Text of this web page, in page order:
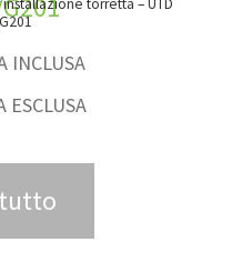
torretta – UTD
INCLUSA
ESCLUSA